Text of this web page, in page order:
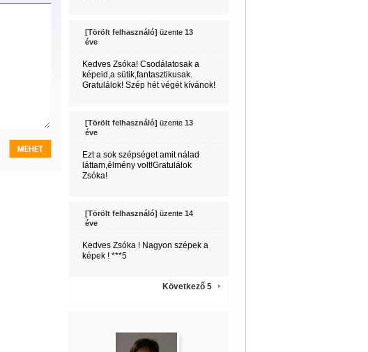
[Törölt felhasználó] üzente 13
éve
Kedves Zsóka! Csodálatosak a
képeid,a sütik,fantasztikusak.
Gratulálok! Szép hét végét kívánok!
[Törölt felhasználó] üzente 13
éve
Ezt a sok szépséget amit nálad
láttam,élmény volt!Gratulálok
Zsóka!
[Törölt felhasználó] üzente 14
éve
Kedves Zsóka ! Nagyon szépek a
képek ! ***5
Következő 5